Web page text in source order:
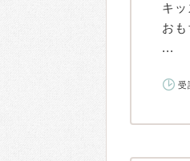
キ
お
...
受